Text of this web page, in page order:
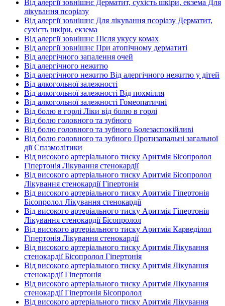
Від алергії зовнішнє Дерматит, сухість шкіри, екзема Для
лікування псоріазу
Від алергії зовнішнє Для лікування псоріазу Дерматит,
сухість шкіри, екзема
Від алергії зовнішнє Після укусу комах
Від алергії зовнішнє При атопічному дерматиті
Від алергічного запалення очей
Від алергічного нежитю
Від алергічного нежитю Від алергічного нежитю у дітей
Від алкогольної залежності
Від алкогольної залежності Від похмілля
Від алкогольної залежності Гомеопатичні
Від болю в горлі Ліки від болю в горлі
Від болю головного та зубного
Від болю головного та зубного Болезаспокійливі
Від болю головного та зубного Протизапальні загальної
дії Спазмолітики
Від високого артеріального тиску Аритмія Бісопролол
Гіпертонія Лікування стенокардії
Від високого артеріального тиску Аритмія Бісопролол
Лікування стенокардії Гіпертонія
Від високого артеріального тиску Аритмія Гіпертонія
Бісопролол Лікування стенокардії
Від високого артеріального тиску Аритмія Гіпертонія
Лікування стенокардії Бісопролол
Від високого артеріального тиску Аритмія Карведілол
Гіпертонія Лікування стенокардії
Від високого артеріального тиску Аритмія Лікування
стенокардії Бісопролол Гіпертонія
Від високого артеріального тиску Аритмія Лікування
стенокардії Гіпертонія
Від високого артеріального тиску Аритмія Лікування
стенокардії Гіпертонія Бісопролол
Від високого артеріального тиску Аритмія Лікування